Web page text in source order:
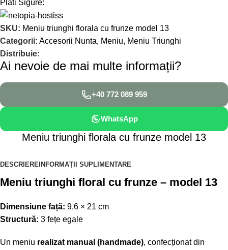
Plati Sigure:
SKU: Meniu triunghi florala cu frunze model 13
Categorii: Accesorii Nunta, Meniu, Meniu Triunghi
Distribuie:
Ai nevoie de mai multe informații?
+40 772 089 959
WhatsApp
Meniu triunghi florala cu frunze model 13
DESCRIERE INFORMAȚII SUPLIMENTARE
Meniu triunghi floral cu frunze – model 13
Dimensiune față: 9,6 × 21 cm
Structură: 3 fețe egale
Un meniu realizat manual (handmade), confecționat din